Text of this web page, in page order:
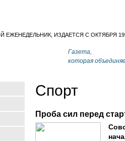
Газета,
которая
Спорт
Проба сил перед